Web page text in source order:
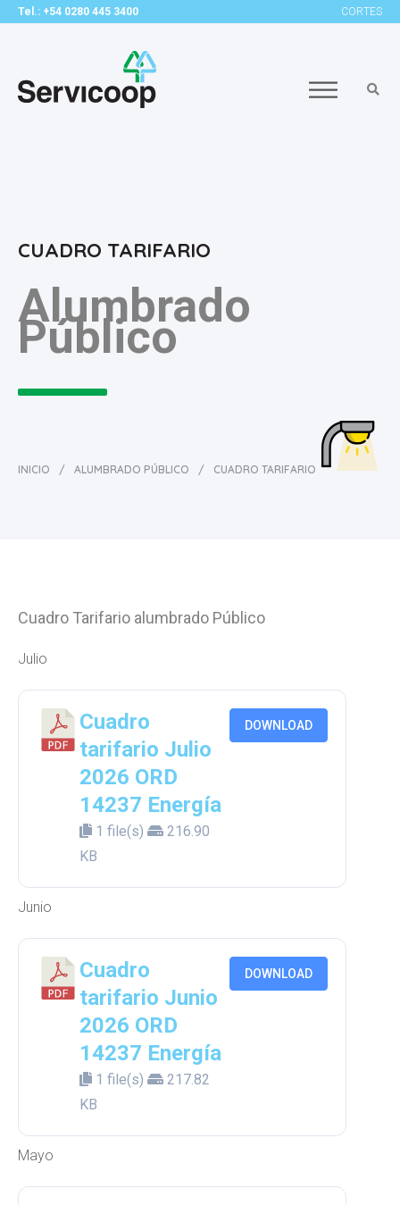
Tel.: +54 0280 445 3400 CORTES
CUADRO TARIFARIO
Alumbrado
Público
INICIO / ALUMBRADO PÚBLICO / CUADRO TARIFARIO
Cuadro Tarifario alumbrado Público
Julio
Cuadro
tarifario Julio
2026 ORD
14237 Energía
1 file(s)
216.90
KB
DOWNLOAD
Junio
Cuadro
tarifario Junio
2026 ORD
14237 Energía
1 file(s)
217.82
KB
DOWNLOAD
Mayo